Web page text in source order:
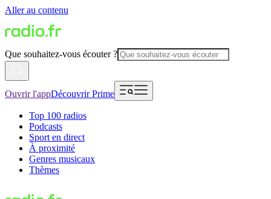
Aller au contenu
Que souhaitez-vous écouter ?
Ouvrir l'appDécouvrir Prime
Top 100 radios
Podcasts
Sport en direct
À proximité
Genres musicaux
Thèmes